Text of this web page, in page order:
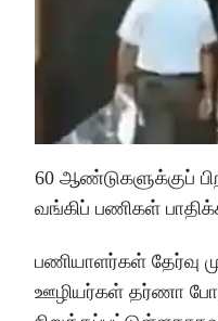
60 ஆண்டுகளுக்குப்
வங்கிப் பணிகள்
பணியாளர்கள் தேர்வு
ஊழியர்கள் தர்ணா